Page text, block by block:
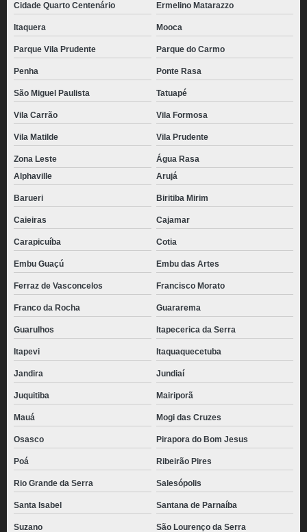
Cidade Quarto Centenário Ermelino Matarazzo
Itaquera Mooca
Parque Vila Prudente Parque do Carmo
Penha Ponte Rasa
São Miguel Paulista Tatuapé
Vila Carrão Vila Formosa
Vila Matilde Vila Prudente
Zona Leste
Água Rasa
Alphaville
Arujá
Barueri Biritiba Mirim
Caieiras Cajamar
Carapicuíba Cotia
Embu Guaçú Embu das Artes
Ferraz de Vasconcelos Francisco Morato
Franco da Rocha Guararema
Guarulhos Itapecerica da Serra
Itapevi Itaquaquecetuba
Jandira Jundiaí
Juquitiba Mairiporã
Mauá Mogi das Cruzes
Osasco Pirapora do Bom Jesus
Poá Ribeirão Pires
Rio Grande da Serra Salesópolis
Santa Isabel Santana de Parnaíba
Suzano São Lourenço da Serra